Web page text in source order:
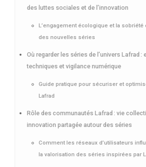
des luttes sociales et de l’innovation
L’engagement écologique et la
des nouvelles séries
Où regarder les séries de l’univers Lafrad
techniques et vigilance numérique
Guide pratique pour sécuriser et
Lafrad
Rôle des communautés Lafrad : vie
innovation partagée autour des séries
Comment les réseaux d’utilisateurs
la valorisation des séries inspirées par